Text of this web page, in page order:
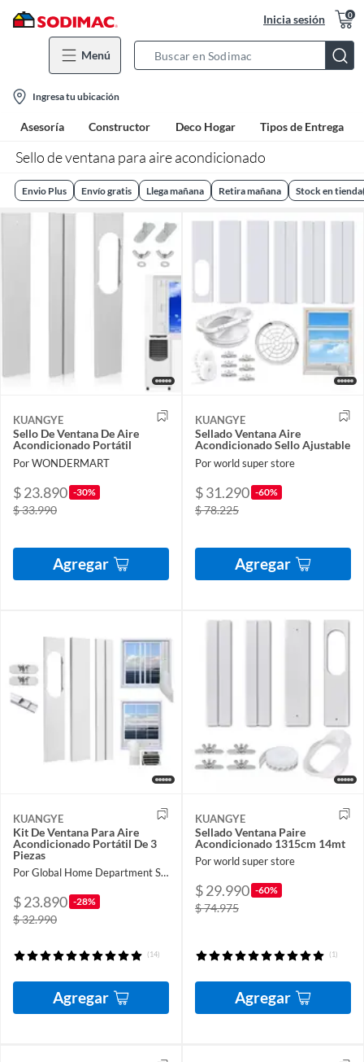
Inicia sesión 0
Menú
Bar
location-
icon
Ingresa tu ubicación
Asesoría Constructor Deco Hogar Tipos de Entrega
Sello de ventana para aire acondicionado
Envio Plus Envío gratis Llega mañana Retira mañana Stock en tienda
KUANGYE
Sello De Ventana De Aire
Acondicionado Portátil
Por WONDERMART
$ 23.890 -30%
$ 33.990
Agregar
KUANGYE
Sellado Ventana Aire
Acondicionado Sello Ajustable
Por world super store
$ 31.290 -60%
$ 78.225
Agregar
KUANGYE
Kit De Ventana Para Aire
Acondicionado Portátil De 3
Piezas
Por Global Home Department Store
$ 23.890 -28%
$ 32.990
(14)
Agregar
KUANGYE
Sellado Ventana Paire
Acondicionado 1315cm 14mt
Por world super store
$ 29.990 -60%
$ 74.975
(1)
Agregar